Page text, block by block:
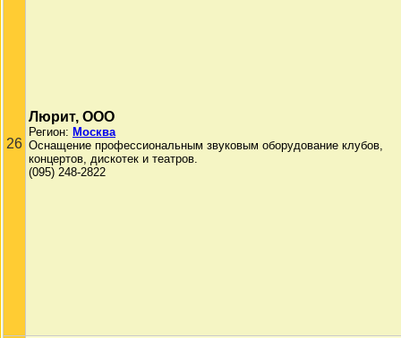
26
Люрит, ООО
Регион: Москва
Оснащение профессиональным звуковым оборудование клубов,
концертов, дискотек и театров.
(095) 248-2822